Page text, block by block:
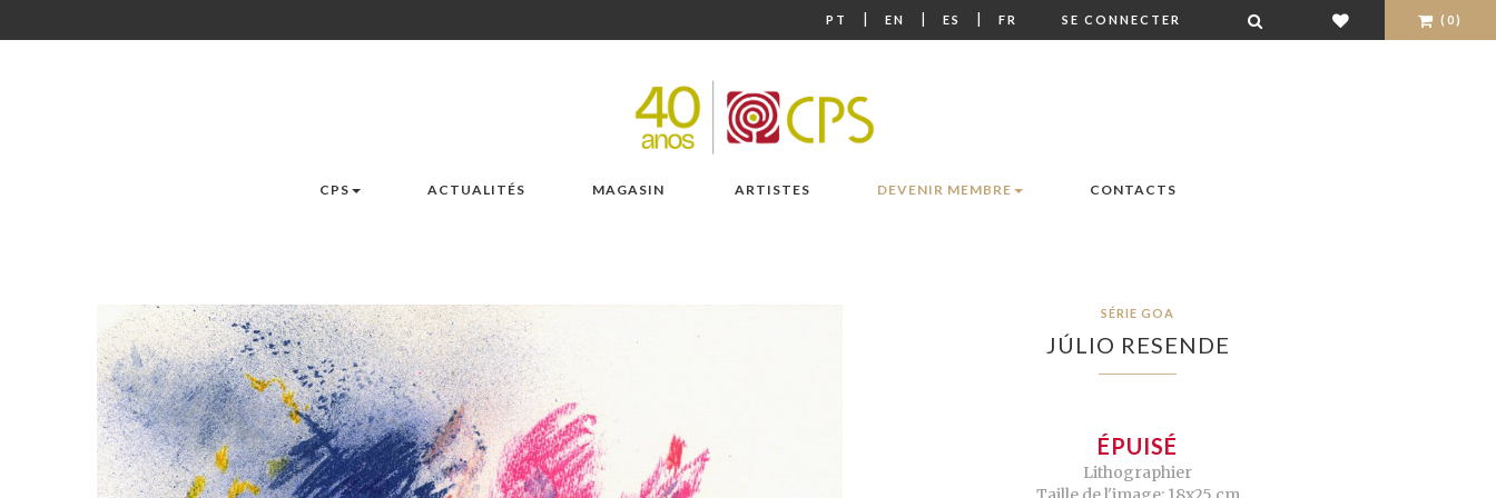
PT | EN | ES | FR SE CONNECTER (0)
CPS ACTUALITÉS MAGASIN ARTISTES DEVENIR MEMBRE CONTACTS
SÉRIE GOA
JÚLIO RESENDE
ÉPUISÉ
Lithographier